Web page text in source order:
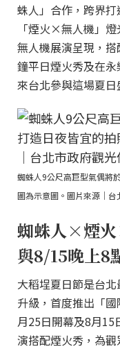
蛛人」合作，跨界
「煙火×無人機」
無人機展演呈現，
鐘平日煙火秀及在
來台北參與這場夏日
蜘蛛人9公尺高巨型氣偶將
圖為示意圖。圖片來源｜台
蜘蛛人×煙
與8/15晚上8
大稻埕夏日節是台
升級，首度推出「
月25日開幕及8月15
演搭配煙火秀，為